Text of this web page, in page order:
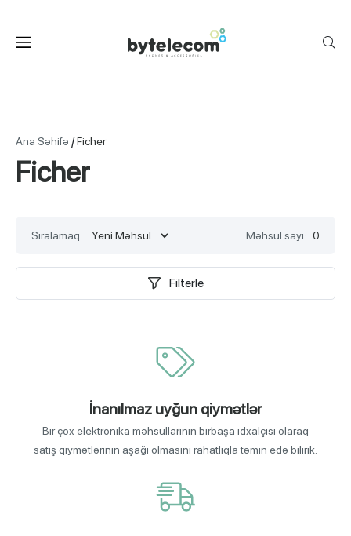
Ana Səhifə /Ficher
Ficher
Sıralamaq: Məhsul sayı: 0
Filterle
İnanılmaz uyğun qiymətlər
Bir çox elektronika məhsullarının birbaşa idxalçısı olaraq
satış qiymətlərinin aşağı olmasını rahatlıqla təmin edə bilirik.